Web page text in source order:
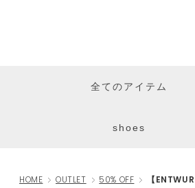
全てのアイテム
shoes
HOME OUTLET 50% OFF 【